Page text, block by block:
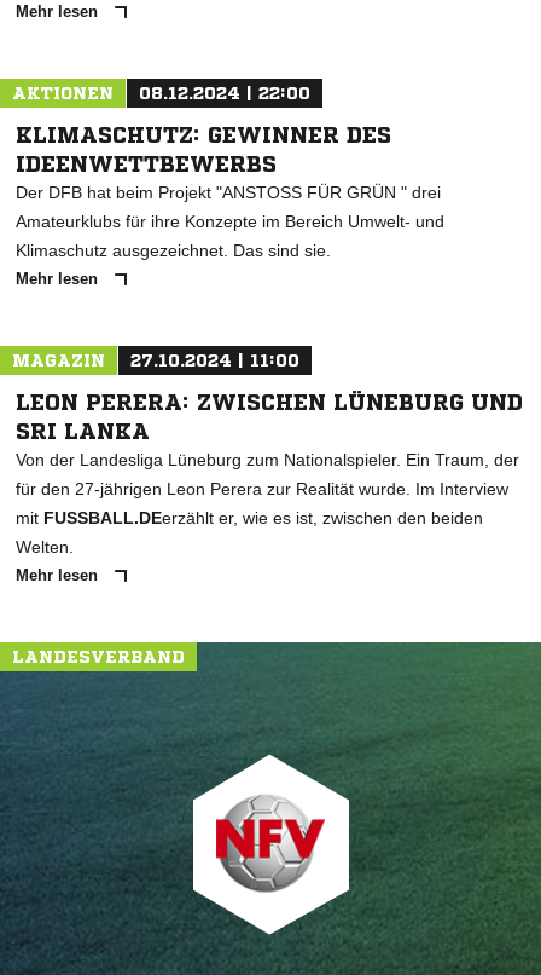
Mehr lesen
AKTIONEN 08.12.2024 | 22:00
KLIMASCHUTZ: GEWINNER DES
IDEENWETTBEWERBS
Der DFB hat beim Projekt "ANSTOSS FÜR GRÜN " drei
Amateurklubs für ihre Konzepte im Bereich Umwelt- und
Klimaschutz ausgezeichnet. Das sind sie.
Mehr lesen
MAGAZIN 27.10.2024 | 11:00
LEON PERERA: ZWISCHEN LÜNEBURG UND
SRI LANKA
Von der Landesliga Lüneburg zum Nationalspieler. Ein Traum, der
für den 27-jährigen Leon Perera zur Realität wurde. Im Interview
mit FUSSBALL.DEerzählt er, wie es ist, zwischen den beiden
Welten.
Mehr lesen
LANDESVERBAND